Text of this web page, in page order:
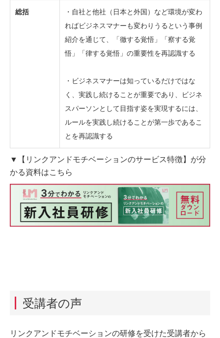
総括
・自社と他社（日本と外国）など環境が変わ
ればビジネスマナーも変わりうるという事例
紹介を通じて、「徹する覚悟」「察する覚
悟」「律する覚悟」の重要性を再認識する
・ビジネスマナーは知っているだけではな
く、実践し続けることが重要であり、ビジネ
スパーソンとして目指す姿を実現するには、
ルールを実践し続けることが第一歩であるこ
とを再認識する
▼【リンクアンドモチベーションのサービス特徴】が分
かる資料はこちら
受講者の声
リンクアンドモチベーションの研修を受けた受講者から